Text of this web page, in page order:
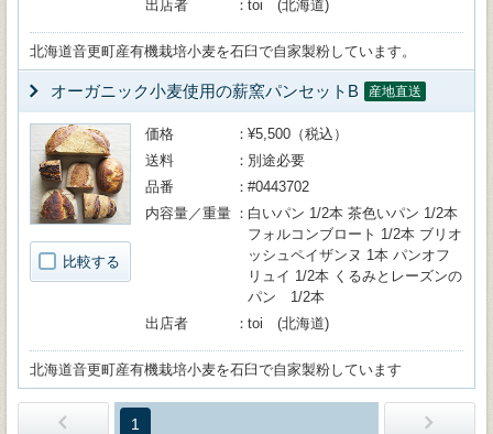
出店者
toi (北海道)
北海道音更町産有機栽培小麦を石臼で自家製粉しています。
オーガニック小麦使用の薪窯パンセットB 産地直送
比較する
価格
¥5,500（税込）
送料
別途必要
品番
#0443702
内容量／重量
白いパン 1/2本 茶色いパン 1/2本
フォルコンブロート 1/2本 ブリオ
ッシュペイザンヌ 1本 パンオフ
リュイ 1/2本 くるみとレーズンの
パン 1/2本
出店者
toi (北海道)
北海道音更町産有機栽培小麦を石臼で自家製粉しています
1